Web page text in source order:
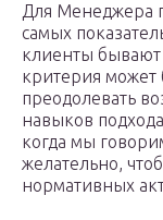
Для Менеджера
самых
клиенты бывают
критерия может
преодолевать
навыков
когда мы
желательно,
нормативных